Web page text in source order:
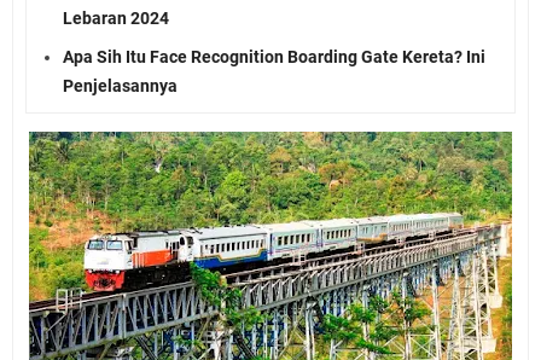
Lebaran 2024
Apa Sih Itu Face Recognition Boarding Gate Kereta? Ini
Penjelasannya